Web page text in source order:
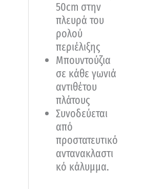
50cm στην
πλευρά του
ρολού
περιέλιξης
Μπουντούζια
σε κάθε γωνιά
αντιθέτου
πλάτους
Συνοδεύεται
από
προστατευτικό
αντανακλαστι
κό κάλυμμα.